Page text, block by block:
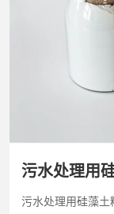
污水处理用
污水处理用硅藻土